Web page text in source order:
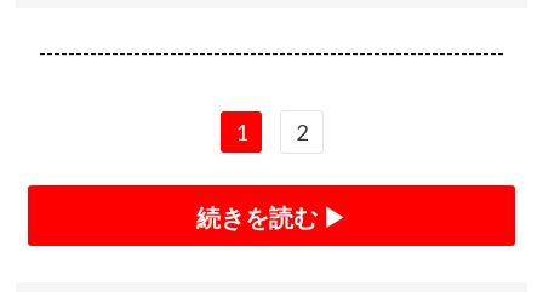
----------------------------------------------------------------
1 2
続きを読む ▶